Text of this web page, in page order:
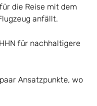
die Reise mit dem
anfällt.
für nachhaltigere
Ansatzpunkte, wo